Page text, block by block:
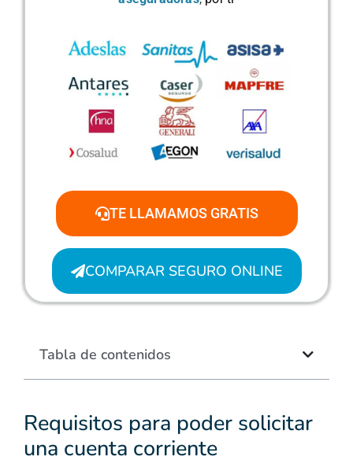
Requisitos para poder solicitar
una cuenta corriente
TE LLAMAMOS GRATIS
COMPARAR SEGURO ONLINE
Tabla de contenidos